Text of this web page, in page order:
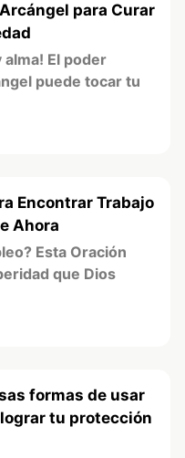
para Curar
alma! El poder
puede tocar tu
Encontrar Trabajo
Ahora
Esta Oración
que Dios
formas de usar
tu protección